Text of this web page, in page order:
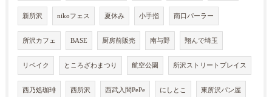
新所沢 nikoフェス 夏休み 小手指 南口パーラー
所沢カフェ BASE 厨房前販売 南与野 翔んで埼玉
リベイク ところざわまつり 航空公園 所沢ストリートプレイス
西乃処珈琲 西所沢 西武入間PePe にしとこ 東所沢パン屋